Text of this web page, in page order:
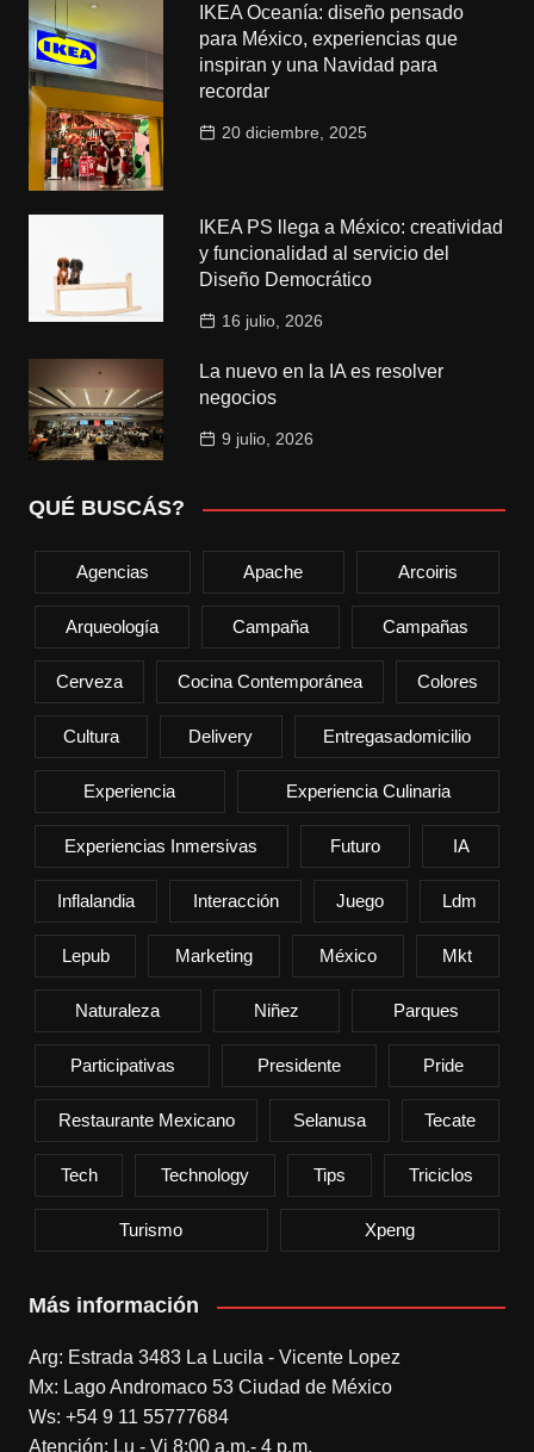
IKEA Oceanía: diseño pensado
para México, experiencias que
inspiran y una Navidad para
recordar
20 diciembre, 2025
IKEA PS llega a México: creatividad
y funcionalidad al servicio del
Diseño Democrático
16 julio, 2026
La nuevo en la IA es resolver
negocios
9 julio, 2026
QUÉ BUSCÁS?
Agencias Apache Arcoiris
Arqueología Campaña Campañas
Cerveza Cocina Contemporánea Colores
Cultura Delivery Entregasadomicilio
Experiencia Experiencia Culinaria
Experiencias Inmersivas Futuro IA
Inflalandia Interacción Juego Ldm
Lepub Marketing México Mkt
Naturaleza Niñez Parques
Participativas Presidente Pride
Restaurante Mexicano Selanusa Tecate
Tech Technology Tips Triciclos
Turismo Xpeng
Más información
Arg: Estrada 3483 La Lucila - Vicente Lopez
Mx: Lago Andromaco 53 Ciudad de México
Ws: +54 9 11 55777684
Atención: Lu - Vi 8:00 a.m.- 4 p.m.